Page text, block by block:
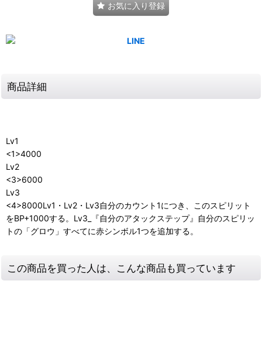
お気に入り登録
商品詳細
Lv1
<1>4000
Lv2
<3>6000
Lv3
<4>8000Lv1・Lv2・Lv3自分のカウント1につき、このスピリット
をBP+1000する。Lv3_『自分のアタックステップ』自分のスピリッ
トの「グロウ」すべてに赤シンボル1つを追加する。
この商品を買った人は、こんな商品も買っています